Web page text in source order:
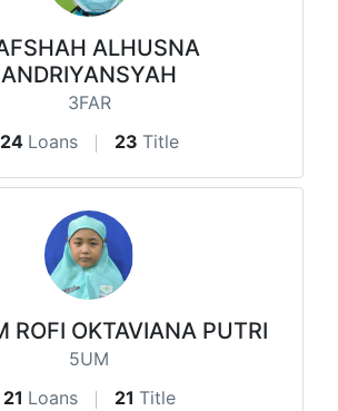
ALHUSNA
ANDRIYANSYAH
3FAR
24 Loans 23 Title
ROFI OKTAVIANA PUTRI
5UM
21 Loans 21 Title